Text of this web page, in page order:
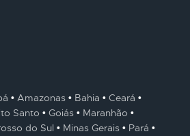
Amazonas Bahia
Ceará
Santo Goiás
Maranhão
do Sul Minas Gerais
Pará